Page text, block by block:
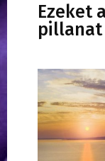
Ezeket
pillanat